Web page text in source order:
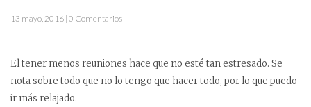
13 mayo, 2016 | 0 Comentarios
El tener menos reuniones hace que no esté tan estresado. Se
nota sobre todo que no lo tengo que hacer todo, por lo que puedo
ir más relajado.